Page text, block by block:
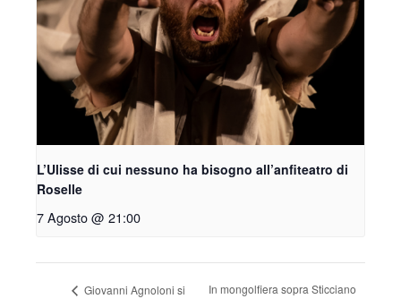
L’Ulisse di cui nessuno ha bisogno all’anfiteatro di
Roselle
7 Agosto @ 21:00
Giovanni Agnoloni si
In mongolfiera sopra Sticciano